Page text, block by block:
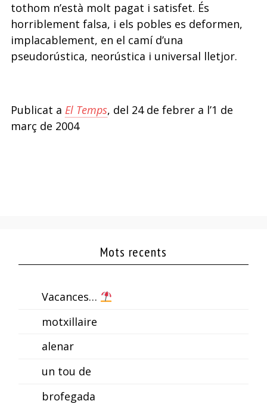
tothom n’està molt pa­gat i satisfet. És
horriblement falsa, i els pobles es deformen,
implacablement, en el camí d’una
pseudorústica, neorústica i universal lletjor.
Publicat a El Temps, del 24 de febrer a l’1 de
març de 2004
Mots recents
Vacances…
motxillaire
alenar
un tou de
brofegada